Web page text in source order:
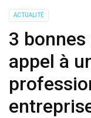
ACTUALITÉ
3
appel à